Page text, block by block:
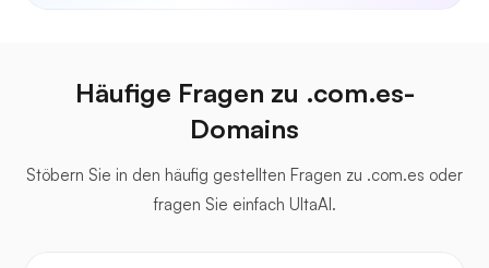
Häufige Fragen zu .com.es-
Domains
Stöbern Sie in den häufig gestellten Fragen zu .com.es oder
fragen Sie einfach UltaAI.